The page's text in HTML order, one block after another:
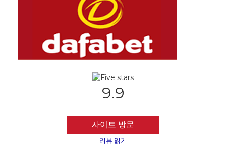
9.9
사이트 방문
리뷰 읽기